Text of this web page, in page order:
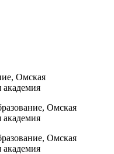
Омская
академия
Омская
академия
Омская
академия